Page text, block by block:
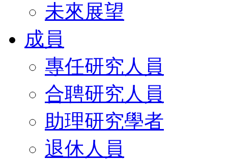
未來展望
成員
專任研究人員
合聘研究人員
助理研究學者
退休人員